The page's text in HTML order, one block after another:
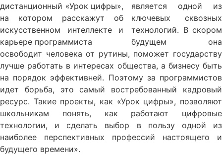
является одной из
ключевых сквозных
технологий. В скором
будущем она
освободит человека от рутины, поможет государству
лучше работать в интересах общества, а бизнесу быть
на порядок эффективней. Поэтому за программистов
идет борьба, это самый востребованный кадровый
ресурс. Такие проекты, как «Урок цифры», позволяют
школьникам понять, как работают цифровые
технологии, и сделать выбор в пользу одной из
наиболее перспективных профессий настоящего и
будущего времени».